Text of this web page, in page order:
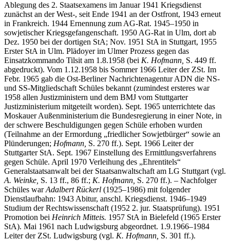
Leiter der ZSt. war zunächstErwin Schüle (1913–1993): Nach
Ablegung des 2. Staatsexamens im Januar 1941 Kriegsdienst
zunächst an der West-, seit Ende 1941 an der Ostfront, 1943 erneut
in Frankreich. 1944 Ernennung zum AG-Rat. 1945–1950 in
sowjetischer Kriegsgefangenschaft. 1950 AG-Rat in Ulm, dort ab
Dez. 1950 bei der dortigen StA; Nov. 1951 StA in Stuttgart, 1955
Erster StA in Ulm. Plädoyer im Ulmer Prozess gegen das
Einsatzkommando Tilsit am 1.8.1958 (beiK. Hofmann,S. 449 ff.
abgedruckt). Vom 1.12.1958 bis Sommer 1966 Leiter der ZSt. Im
Febr. 1965 gab die Ost-Berliner Nachrichtenagentur ADN die NS-
und SS-Mitgliedschaft Schüles bekannt (zumindest ersteres war
1958 allen Justizministern und dem BMJ vom Stuttgarter
Justizministerium mitgeteilt worden). Sept. 1965 unterrichtete das
Moskauer Außenministerium die Bundesregierung in einer Note, in
der schwere Beschuldigungen gegen Schüle erhoben wurden
(Teilnahme an der Ermordung „friedlicher Sowjetbürger“ sowie an
Plünderungen;Hofmann,S. 270 ff.). Sept. 1966 Leiter der
Stuttgarter StA. Sept. 1967 Einstellung des Ermittlungsverfahrens
gegen Schüle. April 1970 Verleihung des „Ehrentitels“
Generalstaatsanwalt bei der Staatsanwaltschaft am LG Stuttgart (vgl.
A. Weinke,S. 13 ff., 86 ff.;K. Hofmann,S. 270 ff.). – Nachfolger
Schüles warAdalbert Rückerl(1925–1986) mit folgender
Dienstlaufbahn: 1943 Abitur, anschl. Kriegsdienst. 1946–1949
Studium der Rechtswissenschaft (1952 2. jur. Staatsprüfung). 1951
Promotion beiHeinrich Mitteis.1957 StA in Bielefeld (1965 Erster
StA). Mai 1961 nach Ludwigsburg abgeordnet. 1.9.1966–1984